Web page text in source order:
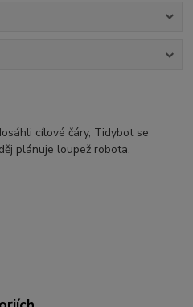
cílové čáry, Tidybot se
plánuje loupež robota.